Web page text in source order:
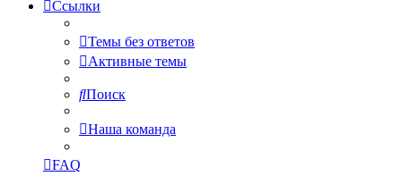
Ссылки
Темы без ответов
Активные темы
Поиск
Наша команда
FAQ